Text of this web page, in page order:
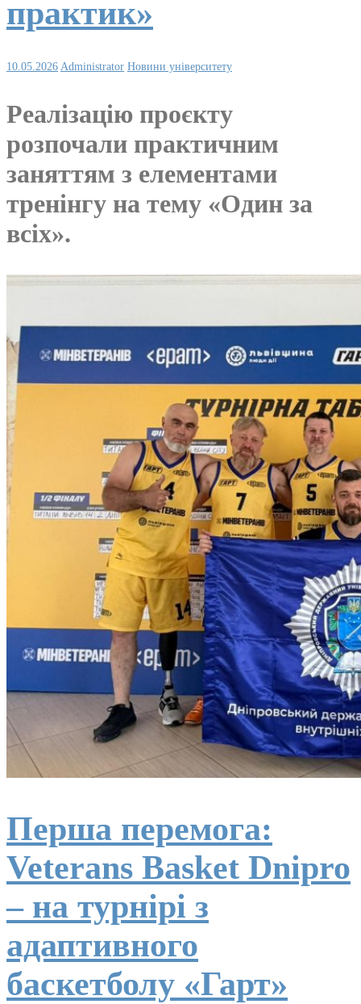
практик»
10.05.2026 Administrator Новини університету
Реалізацію проєкту
розпочали практичним
заняттям з елементами
тренінгу на тему «Один за
всіх».
Перша перемога:
Veterans Basket Dnipro
– на турнірі з
адаптивного
баскетболу «Гарт»